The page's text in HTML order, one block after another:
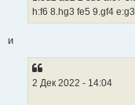
h:f6 8.hg3 fe5 9.gf4
и
2 Дек 2022 - 14:04